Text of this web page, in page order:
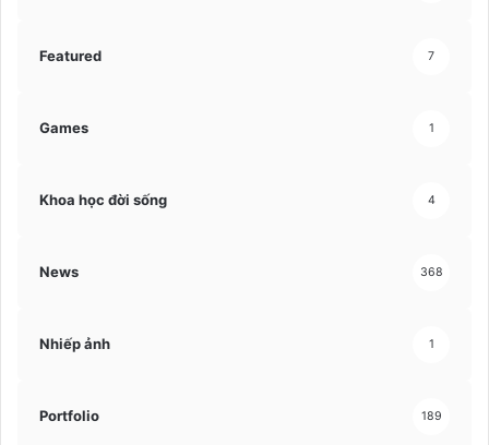
Featured 7
Games 1
Khoa học đời sống 4
News 368
Nhiếp ảnh 1
Portfolio 189